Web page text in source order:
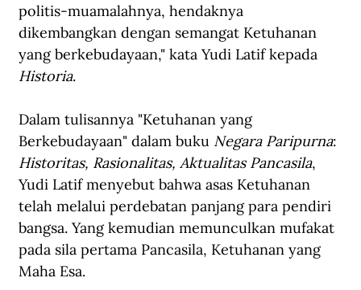
politis-muamalahnya, hendaknya
dikembangkan dengan semangat Ketuhanan
yang berkebudayaan," kata Yudi Latif kepada
Historia.
Dalam tulisannya "Ketuhanan yang
Berkebudayaan" dalam buku Negara Paripurna:
Historitas, Rasionalitas, Aktualitas Pancasila,
Yudi Latif menyebut bahwa asas Ketuhanan
telah melalui perdebatan panjang para pendiri
bangsa. Yang kemudian memunculkan mufakat
pada sila pertama Pancasila, Ketuhanan yang
Maha Esa.